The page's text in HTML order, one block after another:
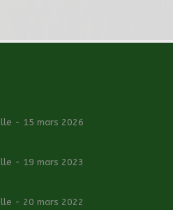
- 15 mars 2026
- 19 mars 2023
- 20 mars 2022